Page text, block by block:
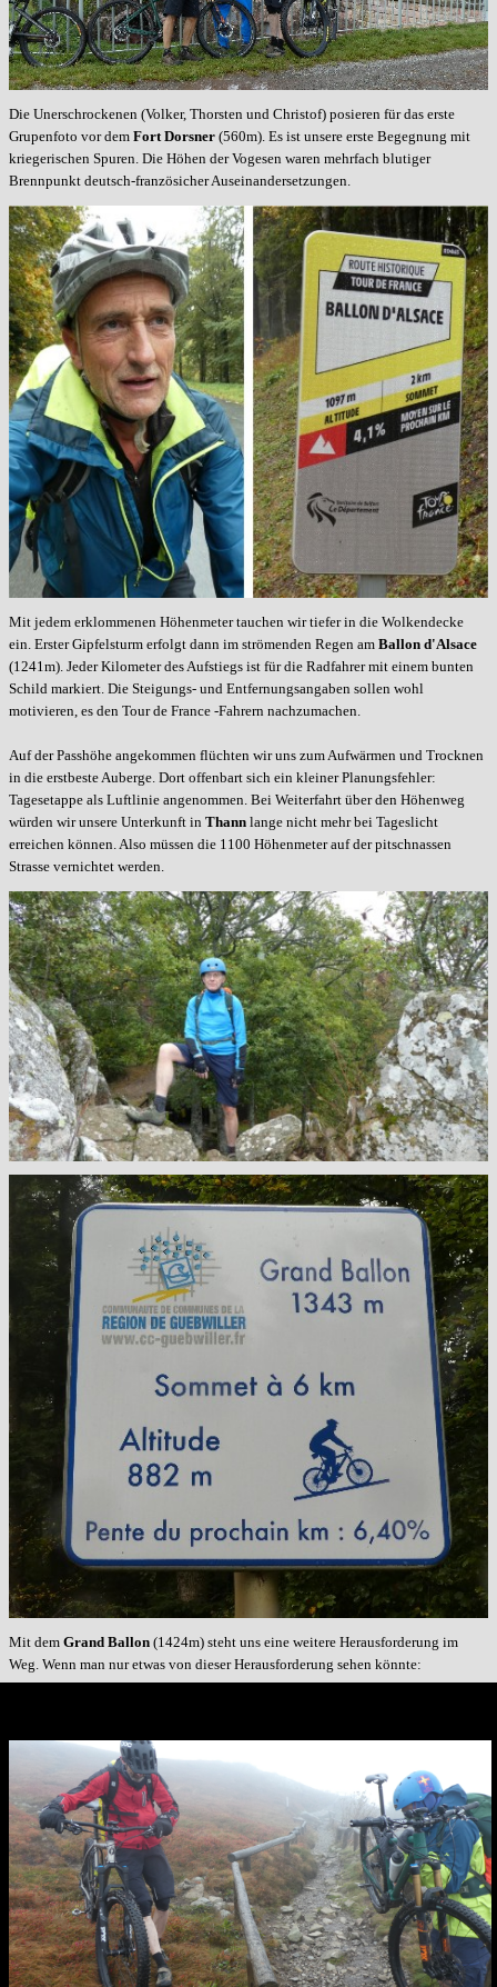
Die Unerschrockenen (Volker, Thorsten und Christof) posieren für das erste
Grupenfoto vor dem Fort Dorsner (560m). Es ist unsere erste Begegnung mit
kriegerischen Spuren. Die Höhen der Vogesen waren mehrfach blutiger
Brennpunkt deutsch-französicher Auseinandersetzungen.
Mit jedem erklommenen Höhenmeter tauchen wir tiefer in die Wolkendecke
ein. Erster Gipfelsturm erfolgt dann im strömenden Regen am Ballon d'Alsace
(1241m). Jeder Kilometer des Aufstiegs ist für die Radfahrer mit einem bunten
Schild markiert. Die Steigungs- und Entfernungsangaben sollen wohl
motivieren, es den Tour de France -Fahrern nachzumachen.
Auf der Passhöhe angekommen flüchten wir uns zum Aufwärmen und Trocknen
in die erstbeste Auberge. Dort offenbart sich ein kleiner Planungsfehler:
Tagesetappe als Luftlinie angenommen. Bei Weiterfahrt über den Höhenweg
würden wir unsere Unterkunft in Thann lange nicht mehr bei Tageslicht
erreichen können. Also müssen die 1100 Höhenmeter auf der pitschnassen
Strasse vernichtet werden.
Mit dem Grand Ballon (1424m) steht uns eine weitere Herausforderung im
Weg. Wenn man nur etwas von dieser Herausforderung sehen könnte: